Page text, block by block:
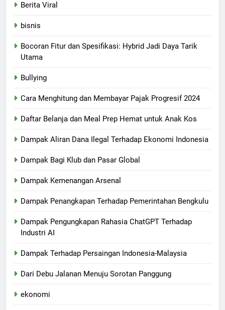
Berita Viral
bisnis
Bocoran Fitur dan Spesifikasi: Hybrid Jadi Daya Tarik
Utama
Bullying
Cara Menghitung dan Membayar Pajak Progresif 2024
Daftar Belanja dan Meal Prep Hemat untuk Anak Kos
Dampak Aliran Dana Ilegal Terhadap Ekonomi Indonesia
Dampak Bagi Klub dan Pasar Global
Dampak Kemenangan Arsenal
Dampak Penangkapan Terhadap Pemerintahan Bengkulu
Dampak Pengungkapan Rahasia ChatGPT Terhadap
Industri AI
Dampak Terhadap Persaingan Indonesia-Malaysia
Dari Debu Jalanan Menuju Sorotan Panggung
ekonomi